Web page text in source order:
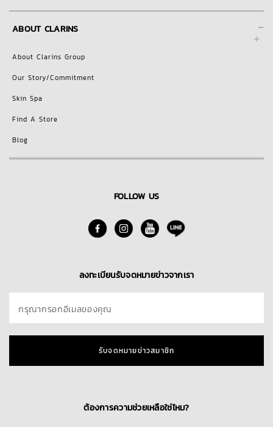
-
ABOUT CLARINS
About Clarins Group
Our Story/Commitment
Skin Spa
Find A Store
Blog
FOLLOW US
ลงทะเบียนรับจดหมายข่าวจากเรา
กรุณากรอกอีเมลของคุณ
รับจดหมายข่าวสมาชิก
ต้องการความช่วยเหลือใช่ไหม?